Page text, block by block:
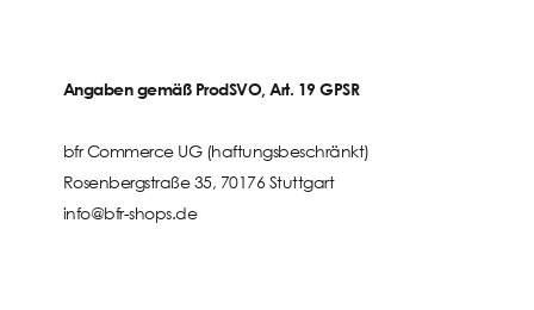
Angaben gemäß ProdSVO, Art. 19 GPSR
bfr Commerce UG (haftungsbeschränkt)
Rosenbergstraße 35, 70176 Stuttgart
info@bfr-shops.de